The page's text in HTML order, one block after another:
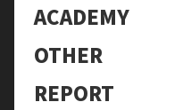
ACADEMY
OTHER
REPORT